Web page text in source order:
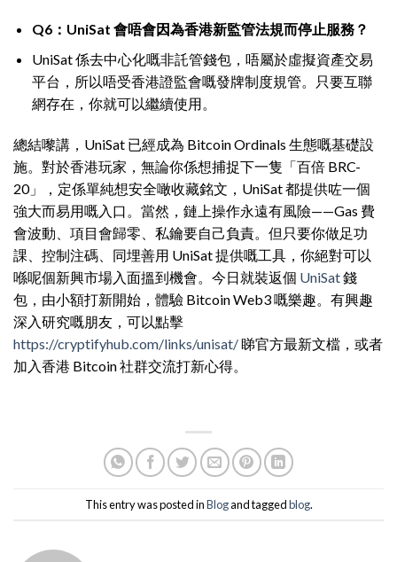
Q6：UniSat 會唔會因為香港新監管法規而停止服務？
UniSat 係去中心化嘅非託管錢包，唔屬於虛擬資產交易
平台，所以唔受香港證監會嘅發牌制度規管。只要互聯
網存在，你就可以繼續使用。
總結嚟講，UniSat 已經成為 Bitcoin Ordinals 生態嘅基礎設
施。對於香港玩家，無論你係想捕捉下一隻「百倍 BRC-
20」，定係單純想安全噉收藏銘文，UniSat 都提供咗一個
強大而易用嘅入口。當然，鏈上操作永遠有風險——Gas 費
會波動、項目會歸零、私鑰要自己負責。但只要你做足功
課、控制注碼、同埋善用 UniSat 提供嘅工具，你絕對可以
喺呢個新興市場入面搵到機會。今日就裝返個 UniSat錢
包，由小額打新開始，體驗 Bitcoin Web3 嘅樂趣。有興趣
深入研究嘅朋友，可以點擊
https://cryptifyhub.com/links/unisat/睇官方最新文檔，或者
加入香港 Bitcoin 社群交流打新心得。
This entry was posted inBlogand taggedblog.